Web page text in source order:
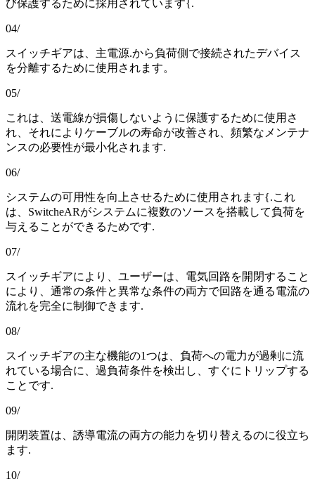
び保護するために採用されています{.
04/
スイッチギアは、主電源.から負荷側で接続されたデバイス
を分離するために使用されます。
05/
これは、送電線が損傷しないように保護するために使用さ
れ、それによりケーブルの寿命が改善され、頻繁なメンテナ
ンスの必要性が最小化されます.
06/
システムの可用性を向上させるために使用されます{.これ
は、SwitcheARがシステムに複数のソースを搭載して負荷を
与えることができるためです.
07/
スイッチギアにより、ユーザーは、電気回路を開閉すること
により、通常の条件と異常な条件の両方で回路を通る電流の
流れを完全に制御できます.
08/
スイッチギアの主な機能の1つは、負荷への電力が過剰に流
れている場合に、過負荷条件を検出し、すぐにトリップする
ことです.
09/
開閉装置は、誘導電流の両方の能力を切り替えるのに役立ち
ます.
10/